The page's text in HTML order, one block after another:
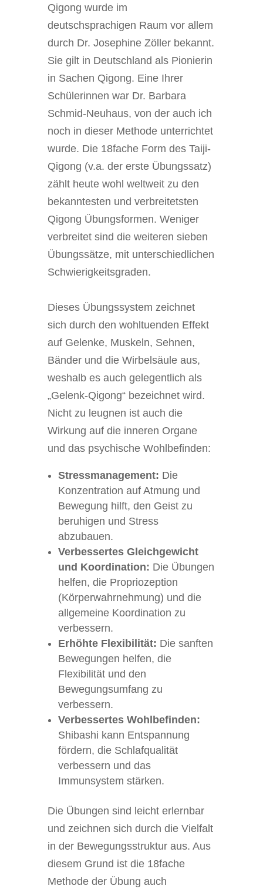
Qigong wurde im
deutschsprachigen Raum vor allem
durch Dr. Josephine Zöller bekannt.
Sie gilt in Deutschland als Pionierin
in Sachen Qigong. Eine Ihrer
Schülerinnen war Dr. Barbara
Schmid-Neuhaus, von der auch ich
noch in dieser Methode unterrichtet
wurde. Die 18fache Form des Taiji-
Qigong (v.a. der erste Übungssatz)
zählt heute wohl weltweit zu den
bekanntesten und verbreitetsten
Qigong Übungsformen. Weniger
verbreitet sind die weiteren sieben
Übungssätze, mit unterschiedlichen
Schwierigkeitsgraden.
Dieses Übungssystem zeichnet
sich durch den wohltuenden Effekt
auf Gelenke, Muskeln, Sehnen,
Bänder und die Wirbelsäule aus,
weshalb es auch gelegentlich als
„Gelenk-Qigong“ bezeichnet wird.
Nicht zu leugnen ist auch die
Wirkung auf die inneren Organe
und das psychische Wohlbefinden:
Stressmanagement: Die
Konzentration auf Atmung und
Bewegung hilft, den Geist zu
beruhigen und Stress
abzubauen.
Verbessertes Gleichgewicht
und Koordination: Die Übungen
helfen, die Propriozeption
(Körperwahrnehmung) und die
allgemeine Koordination zu
verbessern.
Erhöhte Flexibilität: Die sanften
Bewegungen helfen, die
Flexibilität und den
Bewegungsumfang zu
verbessern.
Verbessertes Wohlbefinden:
Shibashi kann Entspannung
fördern, die Schlafqualität
verbessern und das
Immunsystem stärken.
Die Übungen sind leicht erlernbar
und zeichnen sich durch die Vielfalt
in der Bewegungsstruktur aus. Aus
diesem Grund ist die 18fache
Methode der Übung auch